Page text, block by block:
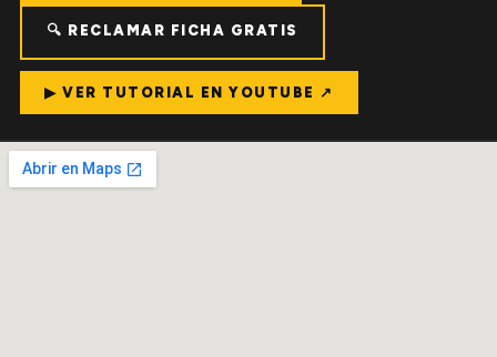
🔍 RECLAMAR FICHA GRATIS
▶ VER TUTORIAL EN YOUTUBE ↗